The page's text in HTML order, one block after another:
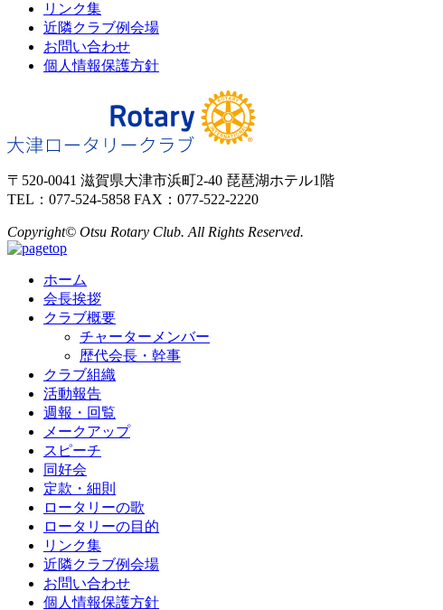
リンク集
近隣クラブ例会場
お問い合わせ
個人情報保護方針
〒520-0041 滋賀県大津市浜町2-40 琵琶湖ホテル1階
TEL：077-524-5858 FAX：077-522-2220
Copyright© Otsu Rotary Club. All Rights Reserved.
ホーム
会長挨拶
クラブ概要
チャーターメンバー
歴代会長・幹事
クラブ組織
活動報告
週報・回覧
メークアップ
スピーチ
同好会
定款・細則
ロータリーの歌
ロータリーの目的
リンク集
近隣クラブ例会場
お問い合わせ
個人情報保護方針